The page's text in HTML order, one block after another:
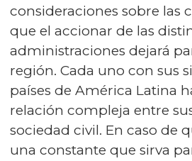
consideraciones sobre las
que el accionar de las
administraciones dejará
región. Cada uno con sus
países de América Latina
relación compleja entre
sociedad civil. En caso de
una constante que sirva